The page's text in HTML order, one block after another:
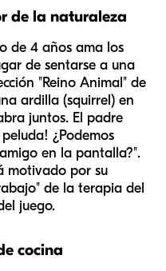
de la naturaleza
de 4 años ama los
de sentarse a una
"Reino Animal" de
ardilla (squirrel) en
juntos. El padre
¿Podemos
en la pantalla?".
motivado por su
de la terapia del
juego.
cocina